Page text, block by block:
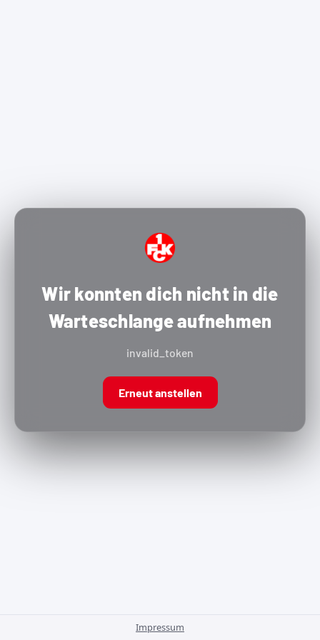
Wir konnten dich nicht in die
Warteschlange aufnehmen
invalid_token
Erneut anstellen
Impressum